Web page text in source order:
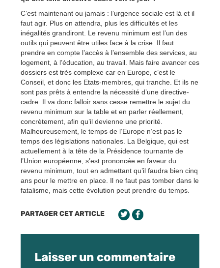
C’est maintenant ou jamais : l’urgence sociale est là et il
faut agir. Plus on attendra, plus les difficultés et les
inégalités grandiront. Le revenu minimum est l’un des
outils qui peuvent être utiles face à la crise. Il faut
prendre en compte l’accès à l’ensemble des services, au
logement, à l’éducation, au travail. Mais faire avancer ces
dossiers est très complexe car en Europe, c’est le
Conseil, et donc les Etats-membres, qui tranche. Et ils ne
sont pas prêts à entendre la nécessité d’une directive-
cadre. Il va donc falloir sans cesse remettre le sujet du
revenu minimum sur la table et en parler réellement,
concrètement, afin qu’il devienne une priorité.
Malheureusement, le temps de l’Europe n’est pas le
temps des législations nationales. La Belgique, qui est
actuellement à la tête de la Présidence tournante de
l’Union européenne, s’est prononcée en faveur du
revenu minimum, tout en admettant qu’il faudra bien cinq
ans pour le mettre en place. Il ne faut pas tomber dans le
fatalisme, mais cette évolution peut prendre du temps.
PARTAGER CET ARTICLE
Laisser un commentaire